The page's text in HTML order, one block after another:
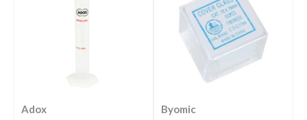
Adox Byomic